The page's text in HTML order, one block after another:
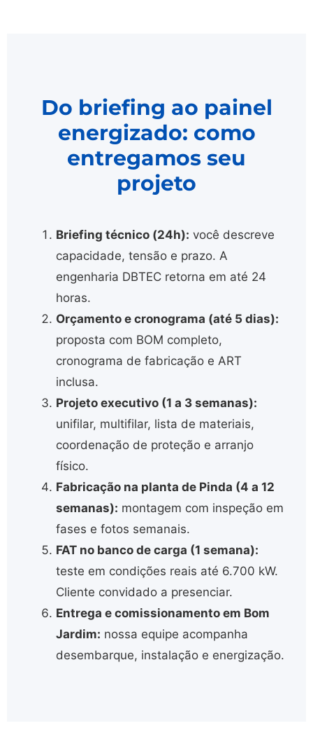
Do briefing ao painel
energizado: como
entregamos seu
projeto
Briefing técnico (24h): você descreve
capacidade, tensão e prazo. A
engenharia DBTEC retorna em até 24
horas.
Orçamento e cronograma (até 5 dias):
proposta com BOM completo,
cronograma de fabricação e ART
inclusa.
Projeto executivo (1 a 3 semanas):
unifilar, multifilar, lista de materiais,
coordenação de proteção e arranjo
físico.
Fabricação na planta de Pinda (4 a 12
semanas): montagem com inspeção em
fases e fotos semanais.
FAT no banco de carga (1 semana):
teste em condições reais até 6.700 kW.
Cliente convidado a presenciar.
Entrega e comissionamento em Bom
Jardim: nossa equipe acompanha
desembarque, instalação e energização.